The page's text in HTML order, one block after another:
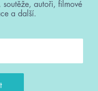
autoři, filmové
a další.